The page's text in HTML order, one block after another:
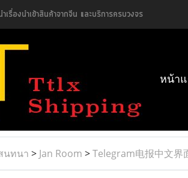
รื่องนำเข้าสินค้าจากจีน และบริการครบวงจร
หน้า
นทนา > Jan Room >Telegram电报中文界